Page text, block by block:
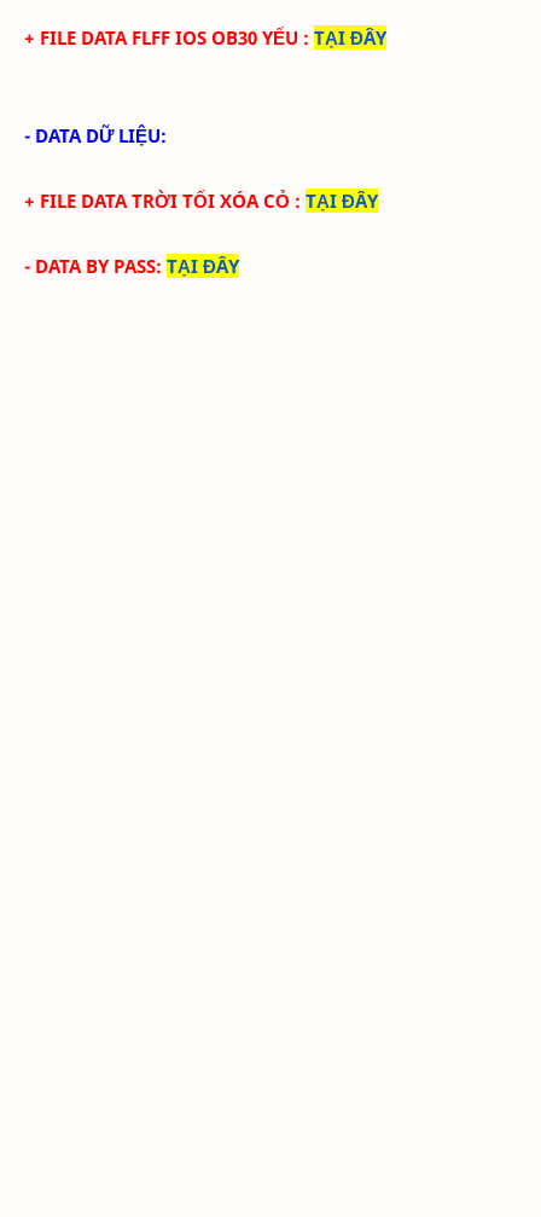
+ FILE DATA FLFF IOS OB30 YẾU : TẠI ĐÂY
- DATA DỮ LIỆU:
+ FILE DATA TRỜI TỐI XÓA CỎ : TẠI ĐÂY
- DATA BY PASS: TẠI ĐÂY